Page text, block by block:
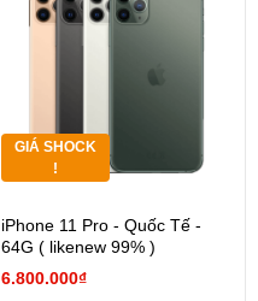
GIÁ SHOCK
!
iPhone 11 Pro - Quốc Tế -
64G ( likenew 99% )
6.800.000₫